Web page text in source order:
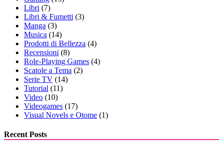
Libri (7)
Libri & Fumetti (3)
Manga (3)
Musica (14)
Prodotti di Bellezza (4)
Recensioni (8)
Role-Playing Games (4)
Scatole a Tema (2)
Serie TV (14)
Tutorial (11)
Video (10)
Videogames (17)
Visual Novels e Otome (1)
Recent Posts